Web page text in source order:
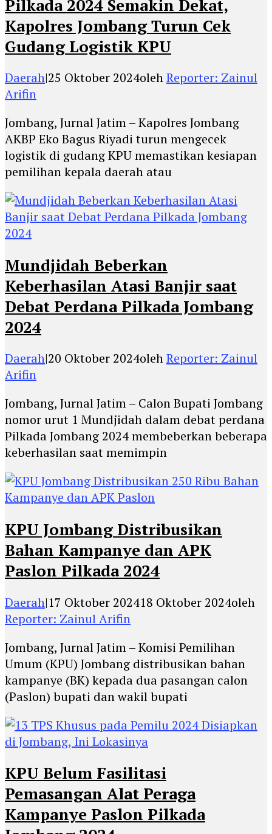
Pilkada 2024 Semakin Dekat,
Kapolres Jombang Turun Cek
Gudang Logistik KPU
Daerah|25 Oktober 2024olehReporter: Zainul
Arifin
Jombang, Jurnal Jatim – Kapolres Jombang
AKBP Eko Bagus Riyadi turun mengecek
logistik di gudang KPU memastikan kesiapan
pemilihan kepala daerah atau
Mundjidah Beberkan
Keberhasilan Atasi Banjir saat
Debat Perdana Pilkada Jombang
2024
Daerah|20 Oktober 2024olehReporter: Zainul
Arifin
Jombang, Jurnal Jatim – Calon Bupati Jombang
nomor urut 1 Mundjidah dalam debat perdana
Pilkada Jombang 2024 membeberkan beberapa
keberhasilan saat memimpin
KPU Jombang Distribusikan
Bahan Kampanye dan APK
Paslon Pilkada 2024
Daerah|17 Oktober 202418 Oktober 2024oleh
Reporter: Zainul Arifin
Jombang, Jurnal Jatim – Komisi Pemilihan
Umum (KPU) Jombang distribusikan bahan
kampanye (BK) kepada dua pasangan calon
(Paslon) bupati dan wakil bupati
KPU Belum Fasilitasi
Pemasangan Alat Peraga
Kampanye Paslon Pilkada